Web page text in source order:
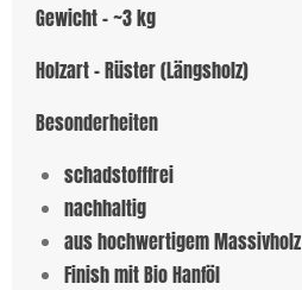
Gewicht - ~3 kg
Holzart - Rüster (Längsholz)
Besonderheiten
schadstofffrei
nachhaltig
aus hochwertigem Massivholz
Finish mit Bio Hanföl